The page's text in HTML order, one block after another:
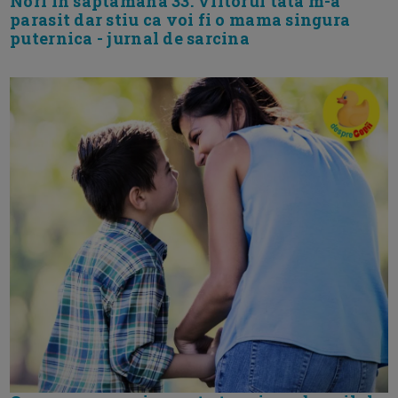
parasit dar stiu ca voi fi o mama singura
puternica - jurnal de sarcina